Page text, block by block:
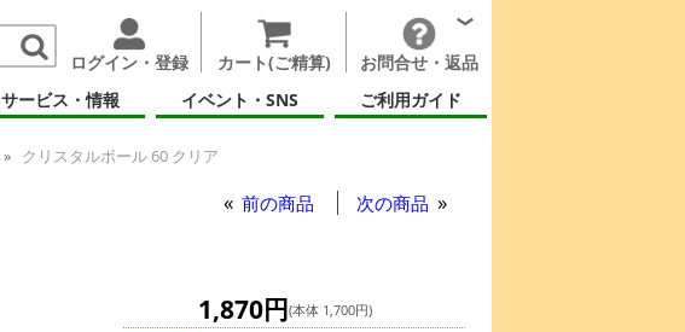
ログイン・登録 カート(ご精算)
お問合せ・返品
サービス・情報 イベント・SNS ご利用ガイド
クリスタルボール 60 クリア
前の商品 次の商品
1,870円(本体 1,700円)